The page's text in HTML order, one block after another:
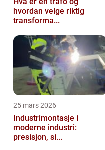
hvordan velge riktig
transforma...
25 mars 2026
Industrimontasje i
moderne industri:
presisjon, si...